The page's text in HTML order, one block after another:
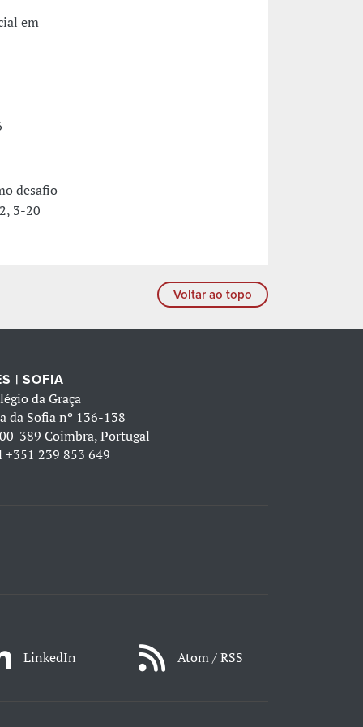
em
desafio
3-20
Voltar ao topo
| SOFIA
da Graça
da Sofia nº 136-138
389 Coimbra, Portugal
+351 239 853 649
LinkedIn Atom / RSS